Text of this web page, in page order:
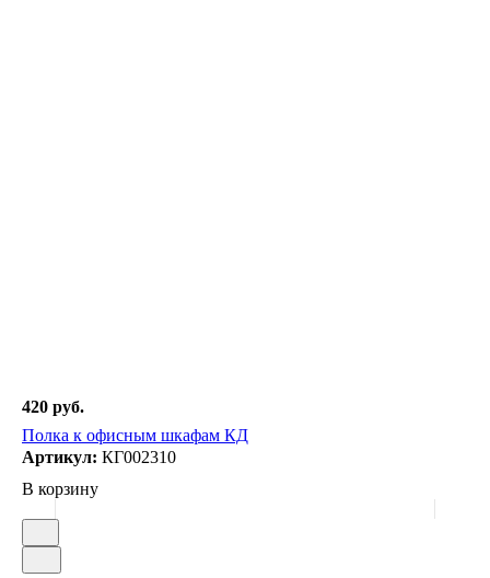
420 руб.
Полка к офисным шкафам КД
Артикул: КГ002310
В корзину